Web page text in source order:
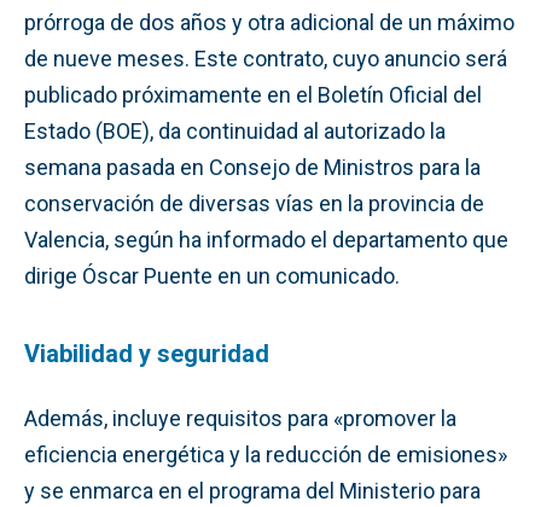
prórroga de dos años y otra adicional de un máximo
de nueve meses. Este contrato, cuyo anuncio será
publicado próximamente en el Boletín Oficial del
Estado (BOE), da continuidad al autorizado la
semana pasada en Consejo de Ministros para la
conservación de diversas vías en la provincia de
Valencia, según ha informado el departamento que
dirige Óscar Puente en un comunicado.
Viabilidad y seguridad
Además, incluye requisitos para «promover la
eficiencia energética y la reducción de emisiones»
y se enmarca en el programa del Ministerio para